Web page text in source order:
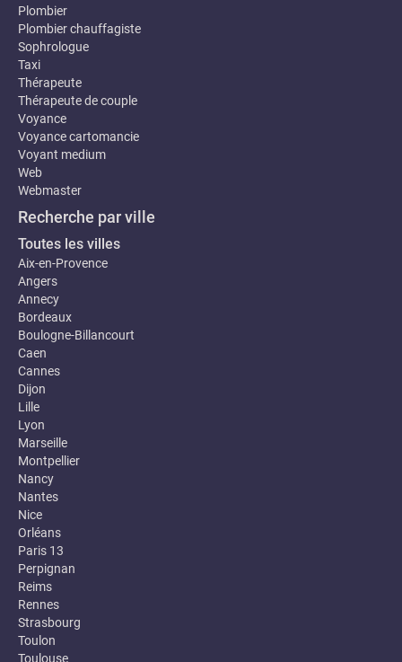
Plombier
Plombier chauffagiste
Sophrologue
Taxi
Thérapeute
Thérapeute de couple
Voyance
Voyance cartomancie
Voyant medium
Web
Webmaster
Recherche par ville
Toutes les villes
Aix-en-Provence
Angers
Annecy
Bordeaux
Boulogne-Billancourt
Caen
Cannes
Dijon
Lille
Lyon
Marseille
Montpellier
Nancy
Nantes
Nice
Orléans
Paris 13
Perpignan
Reims
Rennes
Strasbourg
Toulon
Toulouse